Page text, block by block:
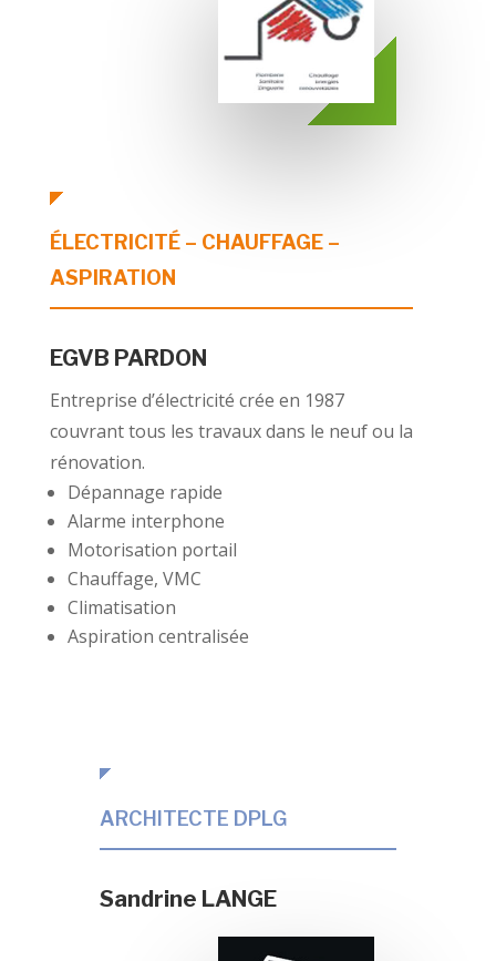
ÉLECTRICITÉ – CHAUFFAGE –
ASPIRATION
EGVB PARDON
Entreprise d’électricité crée en 1987
couvrant tous les travaux dans le neuf ou la
rénovation.
Dépannage rapide
Alarme interphone
Motorisation portail
Chauffage, VMC
Climatisation
Aspiration centralisée
ARCHITECTE DPLG
Sandrine LANGE